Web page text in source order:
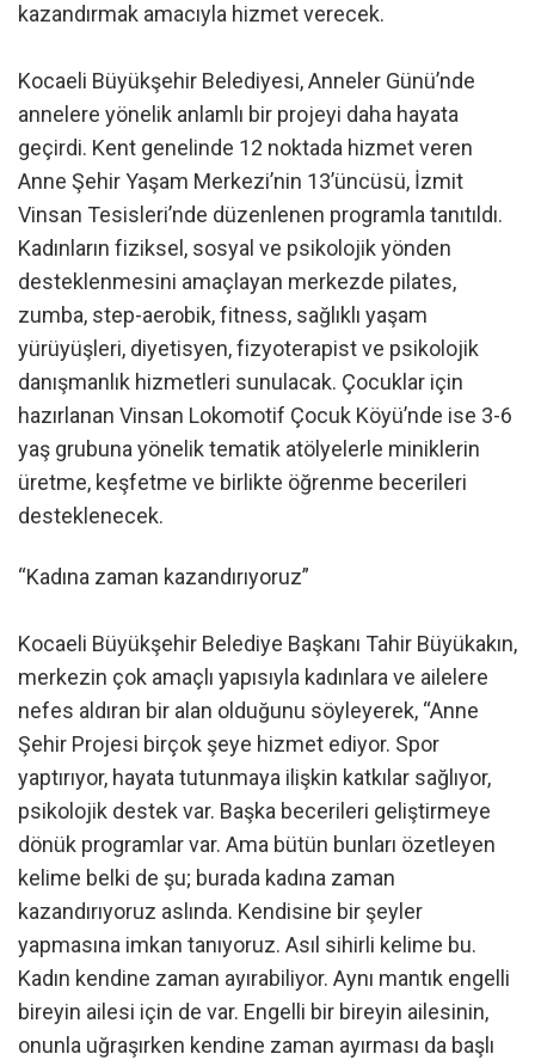
kazandırmak amacıyla hizmet verecek.
Kocaeli Büyükşehir Belediyesi, Anneler Günü’nde
annelere yönelik anlamlı bir projeyi daha hayata
geçirdi. Kent genelinde 12 noktada hizmet veren
Anne Şehir Yaşam Merkezi’nin 13’üncüsü, İzmit
Vinsan Tesisleri’nde düzenlenen programla tanıtıldı.
Kadınların fiziksel, sosyal ve psikolojik yönden
desteklenmesini amaçlayan merkezde pilates,
zumba, step-aerobik, fitness, sağlıklı yaşam
yürüyüşleri, diyetisyen, fizyoterapist ve psikolojik
danışmanlık hizmetleri sunulacak. Çocuklar için
hazırlanan Vinsan Lokomotif Çocuk Köyü’nde ise 3-6
yaş grubuna yönelik tematik atölyelerle miniklerin
üretme, keşfetme ve birlikte öğrenme becerileri
desteklenecek.
“Kadına zaman kazandırıyoruz”
Kocaeli Büyükşehir Belediye Başkanı Tahir Büyükakın,
merkezin çok amaçlı yapısıyla kadınlara ve ailelere
nefes aldıran bir alan olduğunu söyleyerek, “Anne
Şehir Projesi birçok şeye hizmet ediyor. Spor
yaptırıyor, hayata tutunmaya ilişkin katkılar sağlıyor,
psikolojik destek var. Başka becerileri geliştirmeye
dönük programlar var. Ama bütün bunları özetleyen
kelime belki de şu; burada kadına zaman
kazandırıyoruz aslında. Kendisine bir şeyler
yapmasına imkan tanıyoruz. Asıl sihirli kelime bu.
Kadın kendine zaman ayırabiliyor. Aynı mantık engelli
bireyin ailesi için de var. Engelli bir bireyin ailesinin,
onunla uğraşırken kendine zaman ayırması da başlı